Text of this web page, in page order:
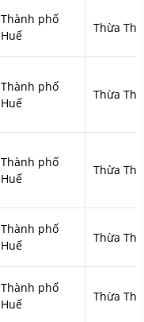
Thành phố
Huế
Thừa
Thành phố
Huế
Thừa
Thành phố
Huế
Thừa
Thành phố
Huế
Thừa
Thành phố
Huế
Thừa